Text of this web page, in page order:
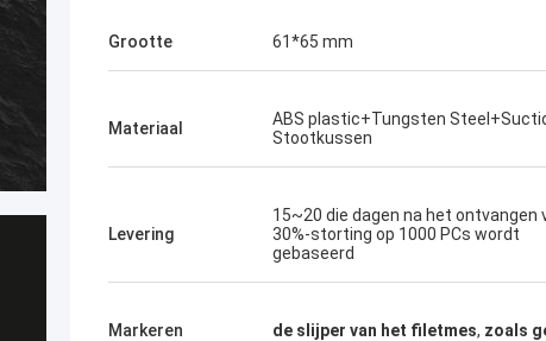
Leverancier!
Grootte 61*65 mm
Materiaal
ABS plastic+Tungsten
Stootkussen
Levering
15~20 die dagen na het ontvangen
30%-storting op 1000 PCs wordt
gebaseerd
Markeren de slijper van het filetmes, zoals